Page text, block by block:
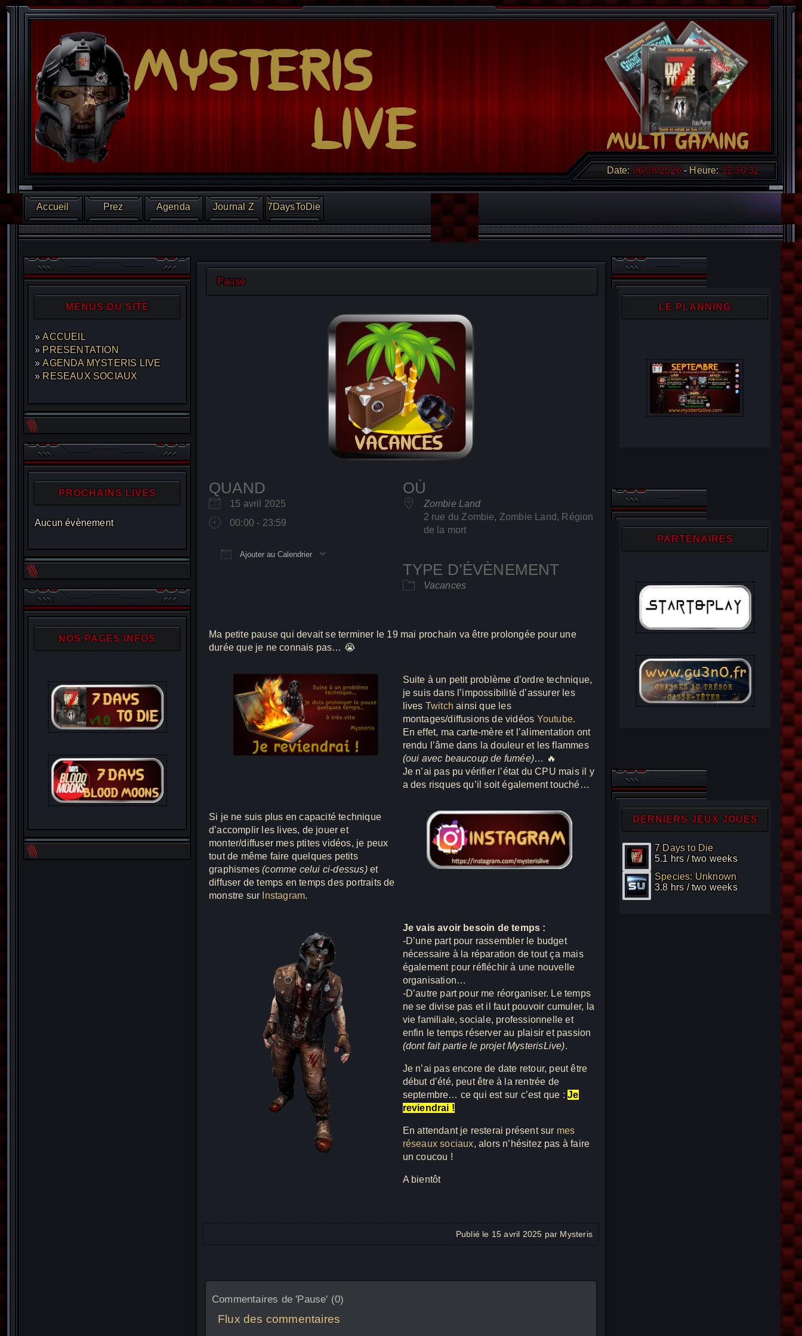
Date: 06/08/2026 Heure: 22:30:33
Accueil Prez Agenda Journal Z 7DaysToDie
MENUS DU SITE
ACCUEIL
PRESENTATION
AGENDA MYSTERIS LIVE
RESEAUX SOCIAUX
PROCHAINS LIVES
Aucun évènement
NOS PAGES INFOS
Pause
QUAND
15 avril 2025
00:00 - 23:59
Ajouter au Calendrier
Calendrier Google iCalendar
OÙ
Zombie Land
2 rue du Zombie, Zombie Land, Région
de la mort
TYPE D’ÉVÈNEMENT
Vacances
Ma petite pause qui devait se terminer le 19 mai prochain va être prolongée pour une
durée que je ne connais pas… 😭
Suite à un petit problème d’ordre technique,
je suis dans l’impossibilité d’assurer les
lives Twitch ainsi que les
montages/diffusions de vidéos Youtube.
En effet, ma carte-mère et l’alimentation ont
rendu l’âme dans la douleur et les flammes
(oui avec beaucoup de fumée)… 🔥
Je n’ai pas pu vérifier l’état du CPU mais il y
a des risques qu’il soit également touché…
Si je ne suis plus en capacité technique
d’accomplir les lives, de jouer et
monter/diffuser mes ptites vidéos, je peux
tout de même faire quelques petits
graphismes(comme celui ci-dessus)et
diffuser de temps en temps des portraits de
monstre sur Instagram.
Je vais avoir besoin de temps :
-D’une part pour rassembler le budget
nécessaire à la réparation de tout ça mais
également pour réfléchir à une nouvelle
organisation…
-D’autre part pour me réorganiser. Le temps
ne se divise pas et il faut pouvoir cumuler, la
vie familiale, sociale, professionnelle et
enfin le temps réserver au plaisir et passion
(dont fait partie le projet MysterisLive).
Je n’ai pas encore de date retour, peut être
début d’été, peut être à la rentrée de
septembre… ce qui est sur c’est que :Je
reviendrai !
En attendant je resterai présent sur mes
réseaux sociaux, alors n’hésitez pas à faire
un coucou !
A bientôt
Publié le 15 avril 2025 par Mysteris
Commentaires de 'Pause' (0)
Flux des commentaires
LE PLANNING
PARTENAIRES
DERNIERS JEUX JOUES
7 Days to Die
5.1 hrs / two weeks
Species: Unknown
3.8 hrs / two weeks